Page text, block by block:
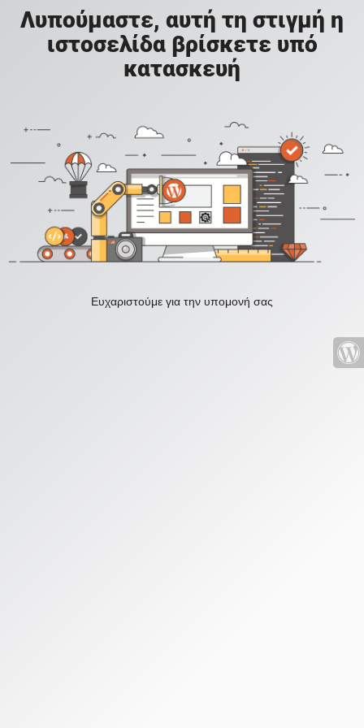
Λυπούμαστε, αυτή τη στιγμή η
ιστοσελίδα βρίσκετε υπό
κατασκευή
Ευχαριστούμε για την υπομονή σας